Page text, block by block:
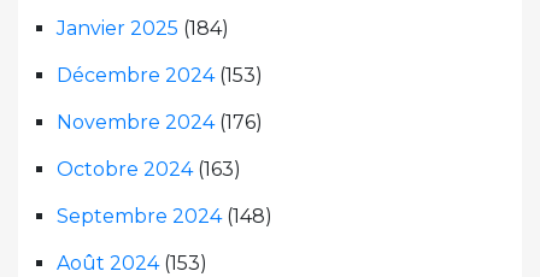
Janvier 2025 (184)
Décembre 2024(153)
Novembre 2024(176)
Octobre 2024(163)
Septembre 2024(148)
Août 2024(153)